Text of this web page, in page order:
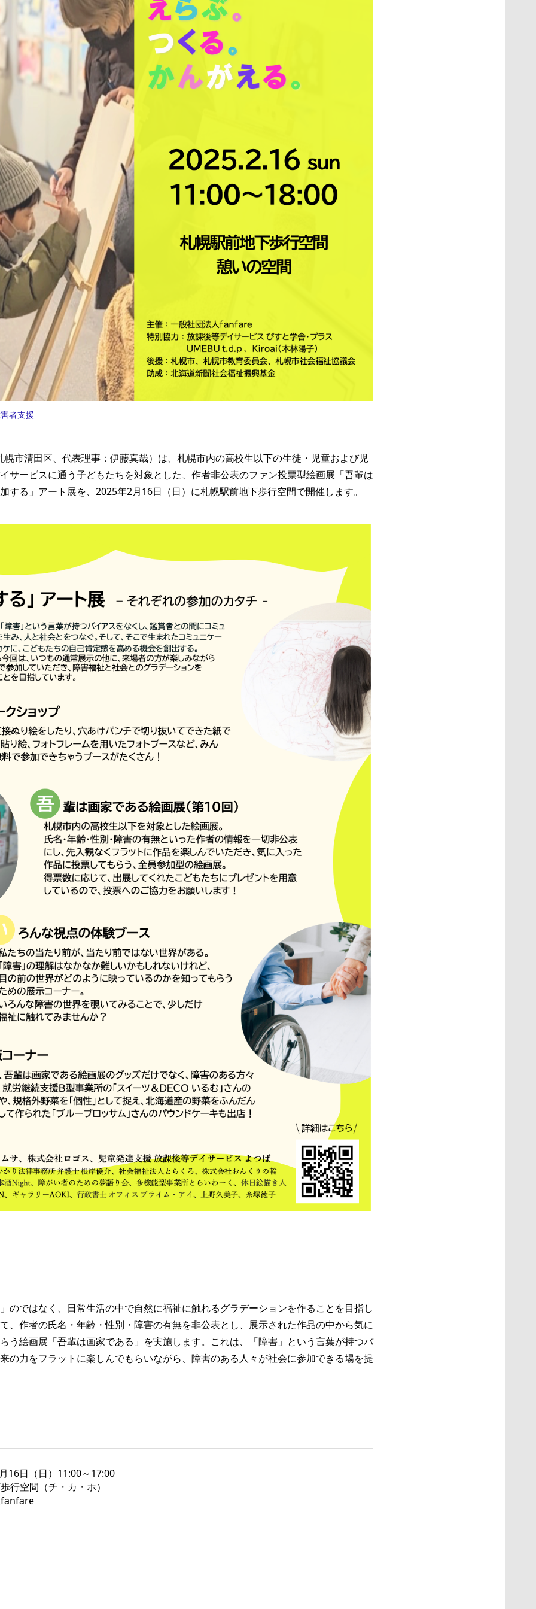
者支援
市清田区、代表理事：伊藤真哉）は、札幌市内の高校生以下の生徒・児童および児
サービスに通う子どもたちを対象とした、作者非公表のファン投票型絵画展「吾輩は
する」アート展を、2025年2月16日（日）に札幌駅前地下歩行空間で開催します。
のではなく、日常生活の中で自然に福祉に触れるグラデーションを作ることを目指し
、作者の氏名・年齢・性別・障害の有無を非公表とし、展示された作品の中から気に
う絵画展「吾輩は画家である」を実施します。これは、「障害」という言葉が持つバ
の力をフラットに楽しんでもらいながら、障害のある人々が社会に参加できる場を提
16日（日）11:00～17:00
行空間（チ・カ・ホ）
fanfare